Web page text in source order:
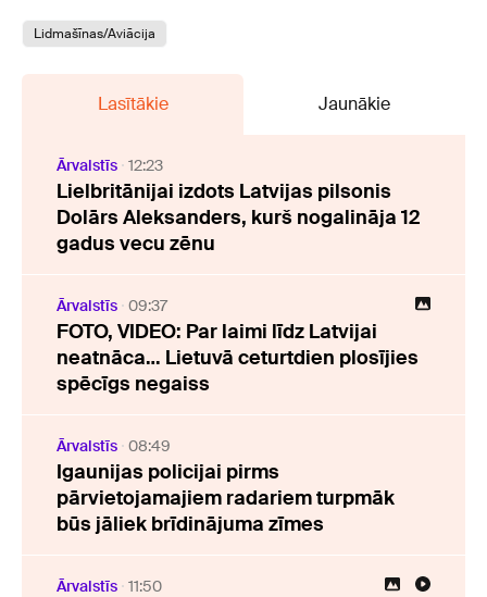
Lidmašīnas/Aviācija
Lasītākie Jaunākie
Ārvalstīs 12:23
Lielbritānijai izdots Latvijas pilsonis
Dolārs Aleksanders, kurš nogalināja 12
gadus vecu zēnu
Ārvalstīs 09:37
FOTO, VIDEO: Par laimi līdz Latvijai
neatnāca… Lietuvā ceturtdien plosījies
spēcīgs negaiss
Ārvalstīs 08:49
Igaunijas policijai pirms
pārvietojamajiem radariem turpmāk
būs jāliek brīdinājuma zīmes
Ārvalstīs 11:50